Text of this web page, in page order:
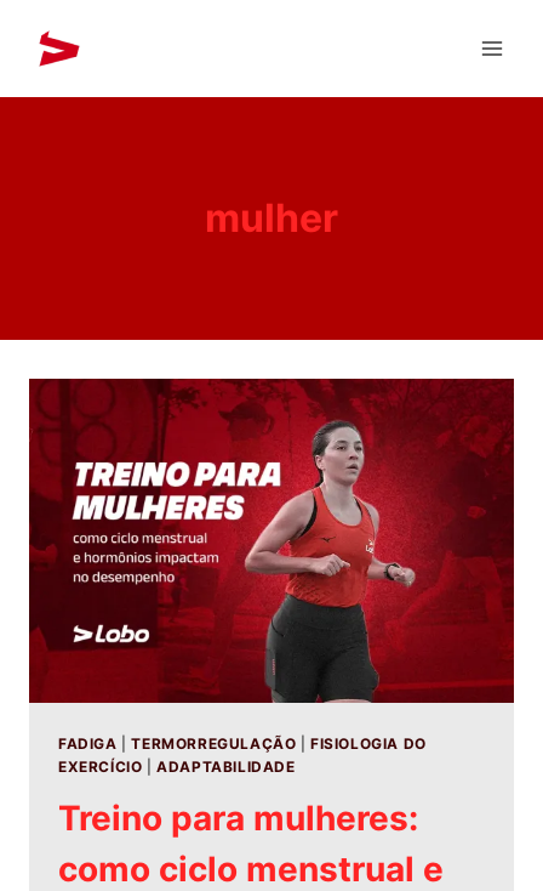
mulher
FADIGA |TERMORREGULAÇÃO |FISIOLOGIA DO
EXERCÍCIO |ADAPTABILIDADE
Treino para mulheres:
como ciclo menstrual e